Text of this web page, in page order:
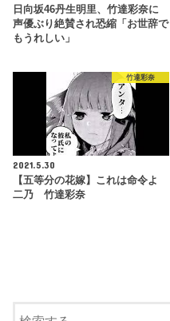
日向坂46丹生明里、竹達彩奈に
声優ぶり絶賛され恐縮「お世辞で
もうれしい」
竹達彩奈
2021.5.30
【五等分の花嫁】これは命令よ
二乃 竹達彩奈